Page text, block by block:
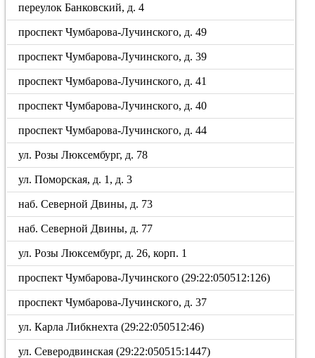
переулок Банковский, д. 4
проспект Чумбарова-Лучинского, д. 49
проспект Чумбарова-Лучинского, д. 39
проспект Чумбарова-Лучинского, д. 41
проспект Чумбарова-Лучинского, д. 40
проспект Чумбарова-Лучинского, д. 44
ул. Розы Люксембург, д. 78
ул. Поморская, д. 1, д. 3
наб. Северной Двины, д. 73
наб. Северной Двины, д. 77
ул. Розы Люксембург, д. 26, корп. 1
проспект Чумбарова-Лучинского (29:22:050512:126)
проспект Чумбарова-Лучинского, д. 37
ул. Карла Либкнехта (29:22:050512:46)
ул. Северодвинская (29:22:050515:1447)